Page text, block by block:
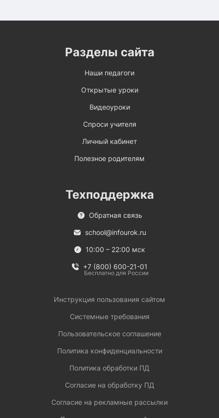
Разделы сайта
Наши педагоги
Открытые уроки
Видеоуроки
Спроси учителя
Личный кабинет
Полезное родителям
Техподдержка
Обратная связь
school@infourok.ru
10:00 – 22:00 мск
+7 (800) 600-21-01
Бесплатно для России
Инструкция пользования сайтом
Системные требования
Пользовательское соглашение
Политика конфиденциальности
Политика обработки ПД
Согласие на обработку ПД
Согласие на рекламные рассылки